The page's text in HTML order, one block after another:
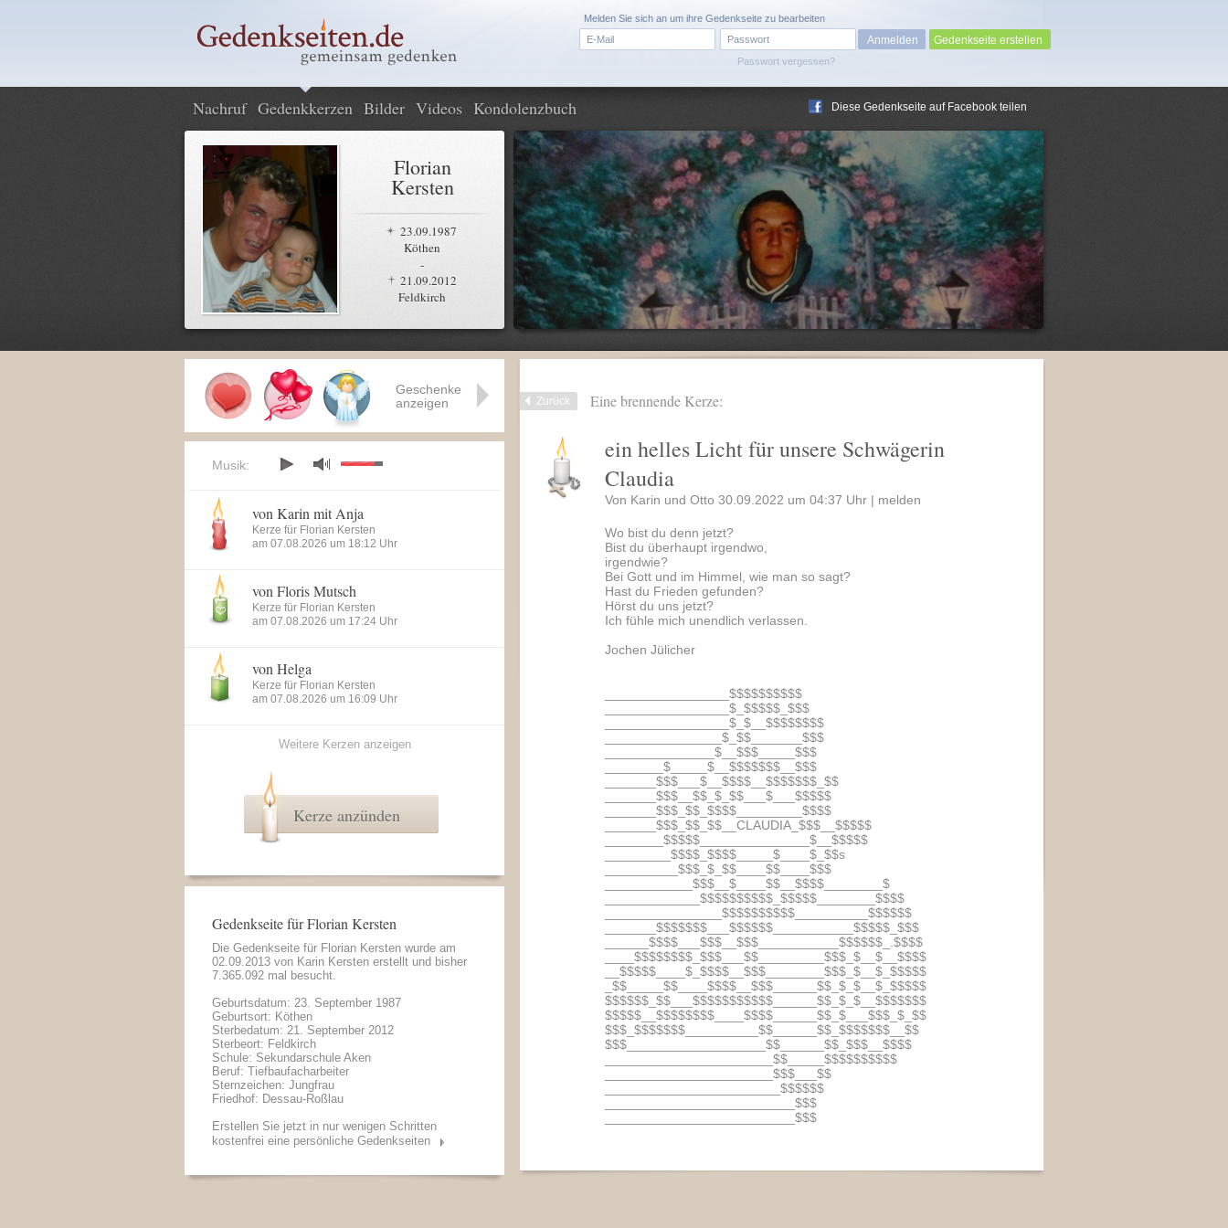
Passwort vergessen?
Melden Sie sich an um ihre Gedenkseite zu bearbeiten
Gedenkseite erstellen
Nachruf Gedenkkerzen Bilder Videos Kondolenzbuch Diese Gedenkseite auf Facebook teilen
Florian
Kersten
23.09.1987
Köthen
-
21.09.2012
Feldkirch
Zurück Eine brennende Kerze:
ein helles Licht für unsere Schwägerin
Claudia
Von Karin und Otto 30.09.2022 um 04:37 Uhr | melden
Wo bist du denn jetzt?
Bist du überhaupt irgendwo,
irgendwie?
Bei Gott und im Himmel, wie man so sagt?
Hast du Frieden gefunden?
Hörst du uns jetzt?
Ich fühle mich unendlich verlassen.
Jochen Jülicher
_________________$$$$$$$$$$
_________________$_$$$$$_$$$
_________________$_$__$$$$$$$$
________________$_$$_______$$$
_______________$__$$$_____$$$
________$_____$__$$$$$$$__$$$
_______$$$___$__$$$$__$$$$$$$_$$
_______$$$__$$_$_$$___$___$$$$$
_______$$$_$$_$$$$_________$$$$
_______$$$_$$_$$__CLAUDIA_$$$__$$$$$
________$$$$$_______________$__$$$$$
_________$$$$_$$$$_____$____$_$$s
__________$$$_$_$$____$$____$$$
____________$$$__$____$$__$$$$________$
_____________$$$$$$$$$$_$$$$$________$$$$
________________$$$$$$$$$$__________$$$$$$
_______$$$$$$$___$$$$$$___________$$$$$_$$$
______$$$$___$$$__$$$___________$$$$$$_.$$$$
____$$$$$$$$_$$$___$$_________$$$_$__$__$$$$
__$$$$$____$_$$$$__$$$________$$$_$__$_$$$$$
_$$_____$$____$$$$__$$$______$$_$_$__$_$$$$$
$$$$$$_$$___$$$$$$$$$$$______$$_$_$__$$$$$$$
$$$$$__$$$$$$$$____$$$$______$$_$___$$$_$_$$
$$$_$$$$$$$__________$$______$$_$$$$$$$__$$
$$$___________________$$______$$_$$$__$$$$
_______________________$$_____$$$$$$$$$$
_______________________$$$___$$
________________________$$$$$$
__________________________$$$
__________________________$$$
Geschenke
anzeigen
Musik:
von Karin mit Anja
Kerze für Florian Kersten
am 07.08.2026 um 18:12 Uhr
von Floris Mutsch
Kerze für Florian Kersten
am 07.08.2026 um 17:24 Uhr
von Helga
Kerze für Florian Kersten
am 07.08.2026 um 16:09 Uhr
Weitere Kerzen anzeigen
Kerze anzünden
Gedenkseite für Florian Kersten
Die Gedenkseite für Florian Kersten wurde am
02.09.2013 von Karin Kersten erstellt und bisher
7.365.092 mal besucht.
Geburtsdatum: 23. September 1987
Geburtsort: Köthen
Sterbedatum: 21. September 2012
Sterbeort: Feldkirch
Schule: Sekundarschule Aken
Beruf: Tiefbaufacharbeiter
Sternzeichen: Jungfrau
Friedhof: Dessau-Roßlau
Erstellen Sie jetzt in nur wenigen Schritten
kostenfrei eine persönliche Gedenkseiten